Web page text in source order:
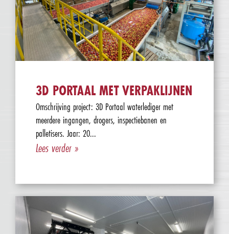
3D PORTAAL MET VERPAKLIJNEN
Omschrijving project: 3D Portaal waterlediger met
meerdere ingangen, drogers, inspectiebanen en
palletisers. Jaar: 20...
Lees verder »